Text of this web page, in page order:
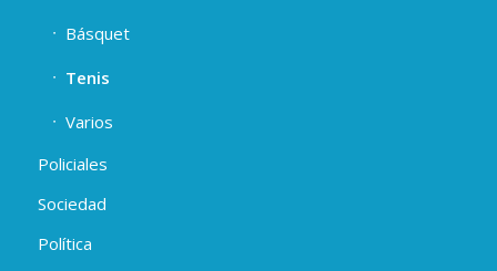
Básquet
Tenis
Varios
Policiales
Sociedad
Política